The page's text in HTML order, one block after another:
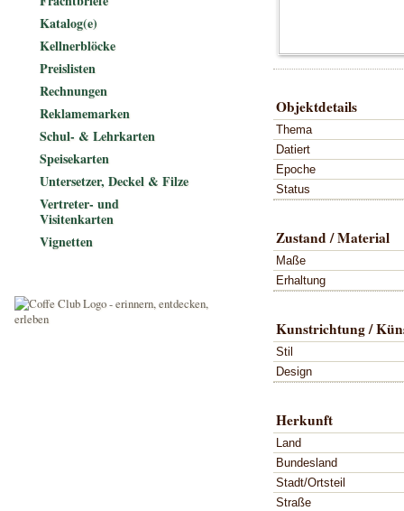
Objektdetails
Thema
Datiert
Epoche
Status
Zustand / Material
Maße
Erhaltung
Kunstrichtung /
Stil
Design
Herkunft
Land
Bundesland
Stadt/Ortsteil
Straße
Katalog(e)
Kellnerblöcke
Preislisten
Rechnungen
Reklamemarken
Schul- & Lehrkarten
Speisekarten
Untersetzer, Deckel & Filze
Vertreter- und
Visitenkarten
Vignetten